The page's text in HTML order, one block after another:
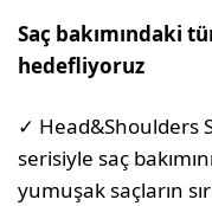
Saç bakımındaki
hedefliyoruz
✓ Head&Shoulders
serisiyle saç
yumuşak saçların